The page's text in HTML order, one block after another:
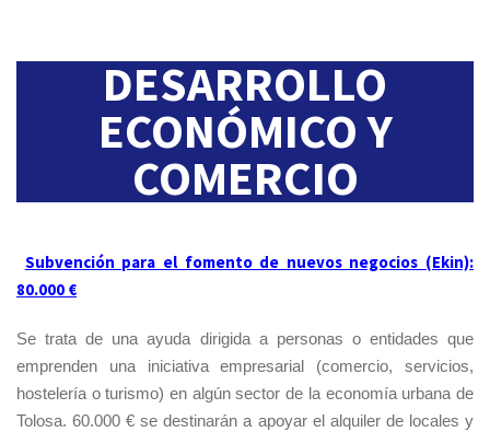
DESARROLLO
ECONÓMICO Y
COMERCIO
Subvención para el fomento de nuevos negocios (Ekin):
80.000 €
Se trata de una ayuda dirigida a personas o entidades que
emprenden una iniciativa empresarial (comercio, servicios,
hostelería o turismo) en algún sector de la economía urbana de
Tolosa. 60.000 € se destinarán a apoyar el alquiler de locales y